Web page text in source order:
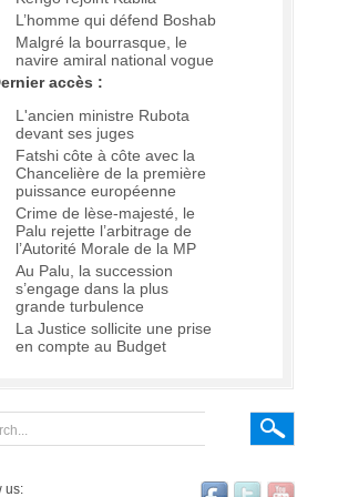
L’homme qui défend Boshab
Malgré la bourrasque, le
navire amiral national vogue
accès :
L'ancien ministre Rubota
devant ses juges
Fatshi côte à côte avec la
Chancelière de la première
puissance européenne
Crime de lèse-majesté, le
Palu rejette l’arbitrage de
l’Autorité Morale de la MP
Au Palu, la succession
s’engage dans la plus
grande turbulence
La Justice sollicite une prise
en compte au Budget
us: